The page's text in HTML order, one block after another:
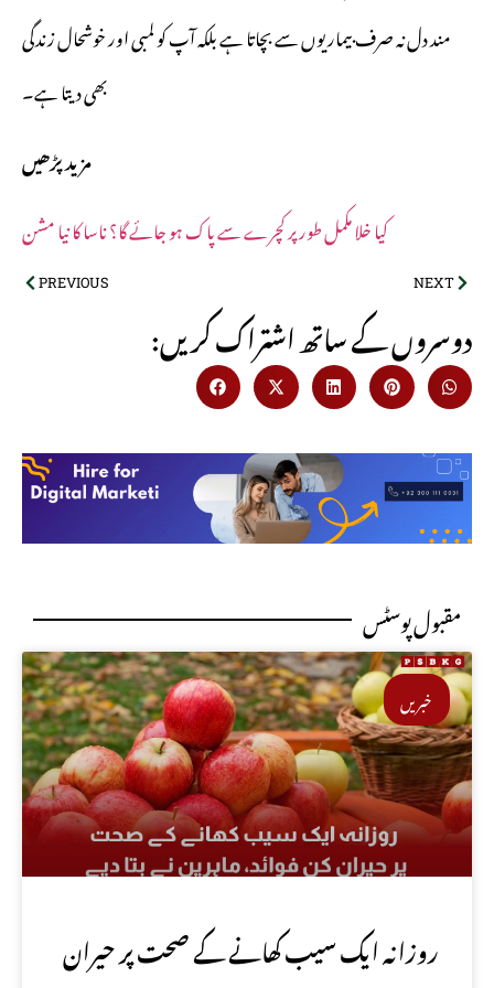
مند دل نہ صرف بیماریوں سے بچاتا ہے بلکہ آپ کو لمبی اور خوشحال زندگی
بھی دیتا ہے۔
مزید پڑھیں
کیا خلا مکمل طور پر کچرے سے پاک ہو جائے گا؟ ناسا کا نیا مشن
PREVIOUS NEXT
:دوسروں کے ساتھ اشتراک کریں
مقبول پوسٹس
خبریں
روزانہ ایک سیب کھانے کے صحت پر حیران